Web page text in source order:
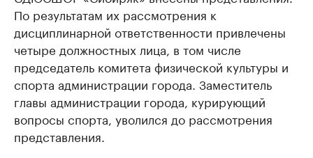
По результатам их рассмотрения к
дисциплинарной ответственности привлечены
четыре должностных лица, в том числе
председатель комитета физической культуры и
спорта администрации города. Заместитель
главы администрации города, курирующий
вопросы спорта, уволился до рассмотрения
представления.